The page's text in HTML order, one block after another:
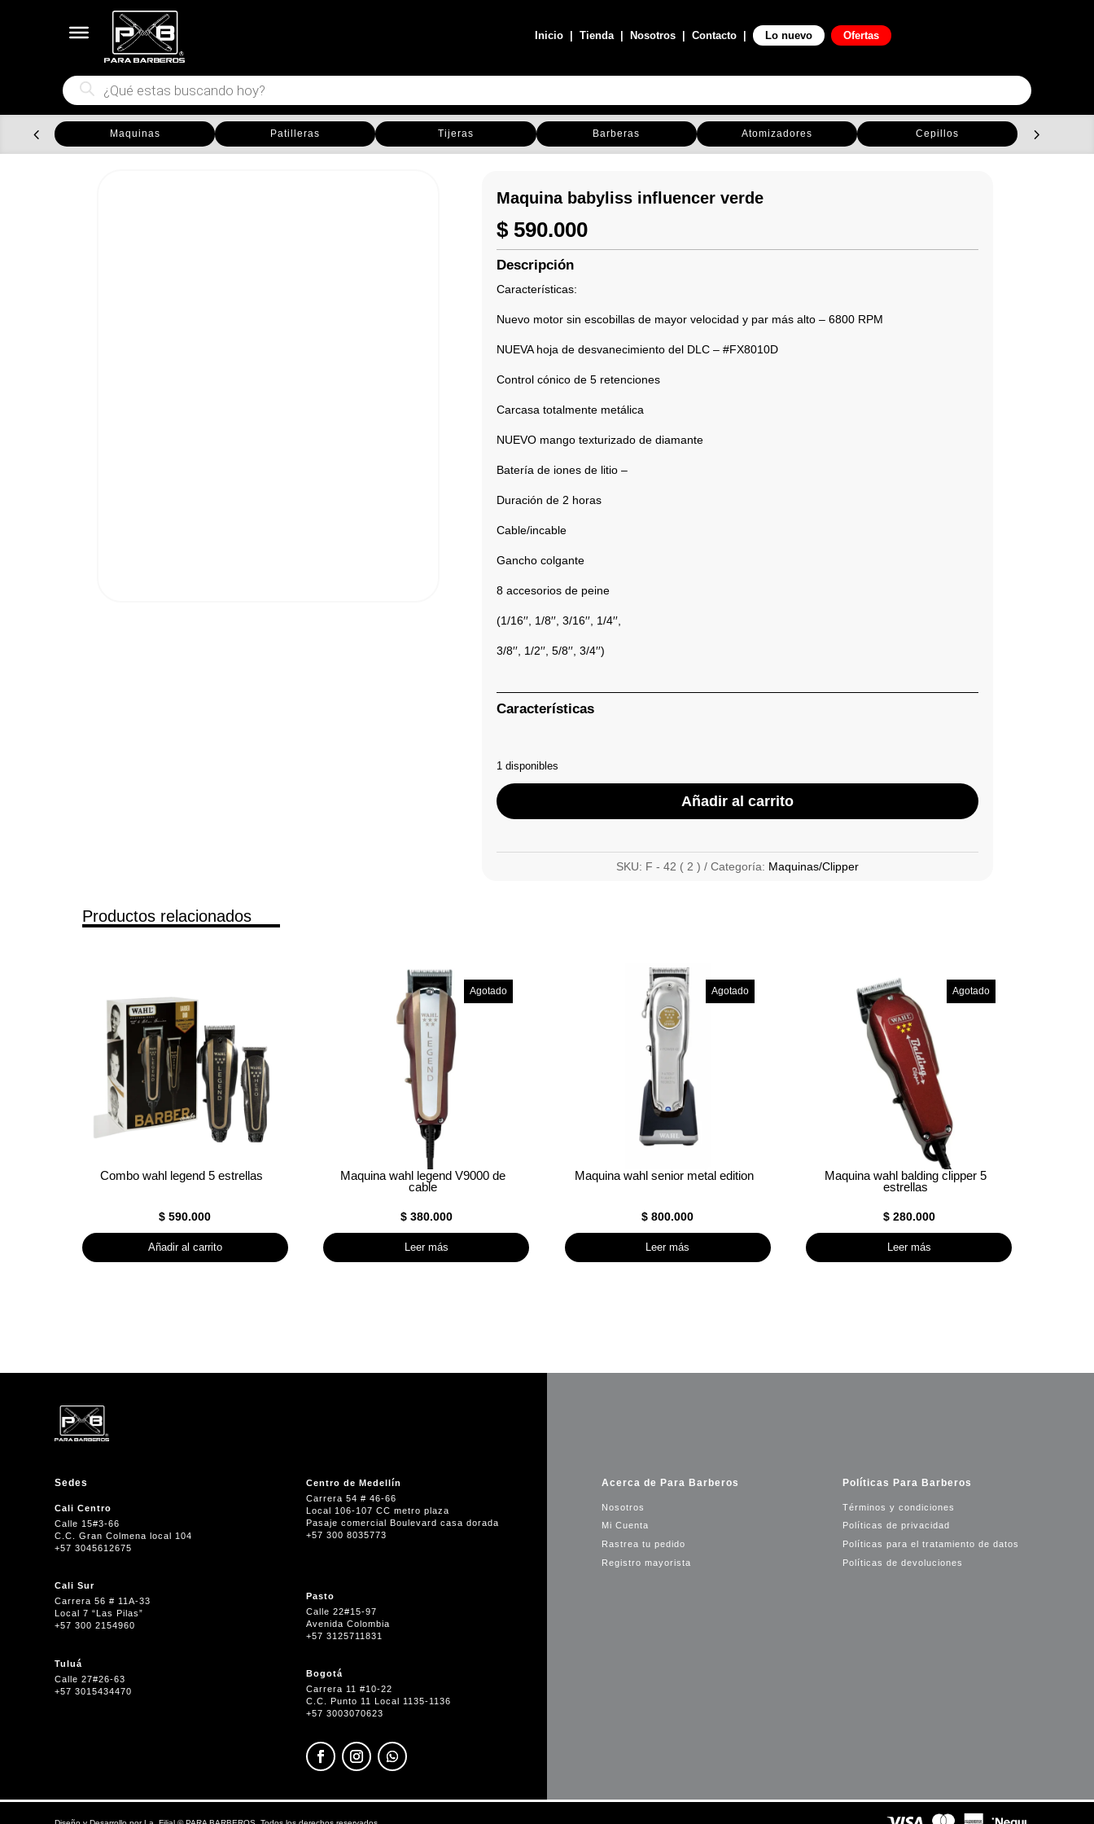
Inicio |Tienda| Nosotros |Contacto | Lo nuevo Ofertas
Búsqueda
de
productos
Maquinas Patilleras Tijeras Barberas Atomizadores Cepillos
Maquina babyliss influencer verde
$ 590.000
Descripción
Características:
Nuevo motor sin escobillas de mayor velocidad y par más alto – 6800 RPM
NUEVA hoja de desvanecimiento del DLC – #FX8010D
Control cónico de 5 retenciones
Carcasa totalmente metálica
NUEVO mango texturizado de diamante
Batería de iones de litio –
Duración de 2 horas
Cable/incable
Gancho colgante
8 accesorios de peine
(1/16′′, 1/8′′, 3/16′′, 1/4′′,
3/8′′, 1/2′′, 5/8′′, 3/4′′)
Características
1 disponibles
Añadir al carrito
SKU: F - 42 ( 2 ) Categoría: Maquinas/Clipper
Productos relacionados
Combo wahl legend 5 estrellas
$ 590.000
Añadir al carrito
Agotado
Maquina wahl legend V9000 de
cable
$380.000
Leer más
Agotado
Maquina wahl senior metal edition
$ 800.000
Leer más
Agotado
Maquina wahl balding clipper 5
estrellas
$280.000
Leer más
Sedes
Cali Centro
Calle 15#3-66
C.C. Gran Colmena local 104
+57 3045612675
Cali Sur
Carrera 56 # 11A-33
Local 7 “Las Pilas”
+57 300 2154960
Tuluá
Calle 27#26-63
+57 3015434470
Centro de Medellín
Carrera 54 # 46-66
Local 106-107 CC metro plaza
Pasaje comercial Boulevard casa dorada
+57 300 8035773
Pasto
Calle 22#15-97
Avenida Colombia
+57 3125711831
Bogotá
Carrera 11 #10-22
C.C. Punto 11 Local 1135-1136
+57 3003070623
Acerca de Para Barberos
Nosotros
Mi Cuenta
Rastrea tu pedido
Registro mayorista
Políticas Para Barberos
Términos y condiciones
Políticas de privacidad
Políticas para el tratamiento de datos
Políticas de devoluciones